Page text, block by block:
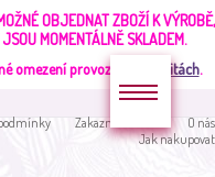
OBJEDNAT ZBOŽÍ K VÝROBĚ,
MOMENTÁLNĚ SKLADEM.
omezení provozu v aktualitách.
Zakaznická sekce
O nás
Jak nakupovat